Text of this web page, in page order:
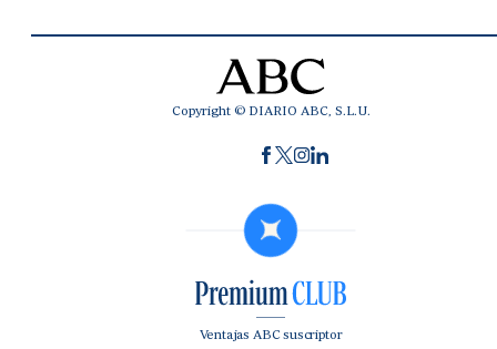
Copyright © DIARIO ABC, S.L.U.
Ventajas ABC suscriptor